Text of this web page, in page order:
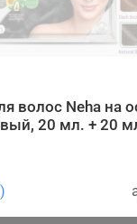
волос Neha на
20 мл. + 20